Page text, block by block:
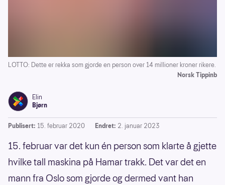
LOTTO: Dette er rekka som gjorde en person over 14 millioner kroner rikere.
Norsk Tippinb
Elin
Bjørn
Publisert: 15. februar 2020 Endret: 2. januar 2023
15. februar var det kun én person som klarte å gjette
hvilke tall maskina på Hamar trakk. Det var det en
mann fra Oslo som gjorde og dermed vant han